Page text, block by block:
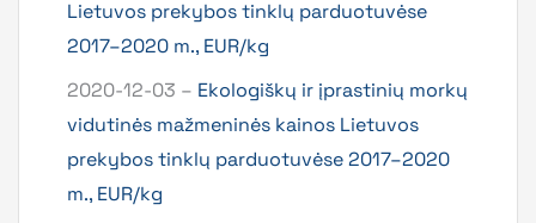
Lietuvos prekybos tinklų parduotuvėse
2017–2020 m., EUR/kg
2020-12-03 – Ekologiškų ir įprastinių morkų
vidutinės mažmeninės kainos Lietuvos
prekybos tinklų parduotuvėse 2017–2020
m., EUR/kg